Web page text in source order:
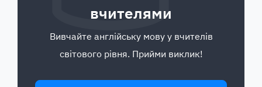
вчителями
Вивчайте англійську мову у вчителів
світового рівня. Прийми виклик!